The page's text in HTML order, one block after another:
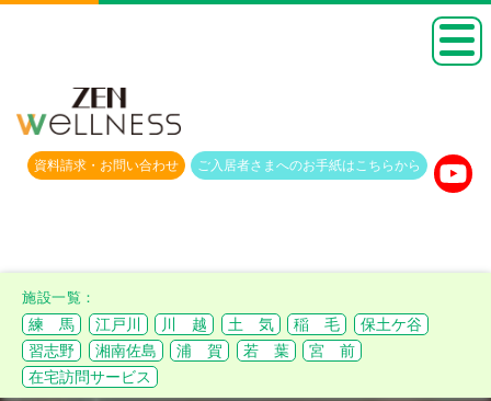
資料請求・ お問い合わせ ご入居者さまへのお手紙は こちらから
練 馬 江戸川 川 越 土 気 稲 毛
保土ケ谷
習志野
湘南佐島 浦 賀 若 葉
宮 前
在宅訪問サービス